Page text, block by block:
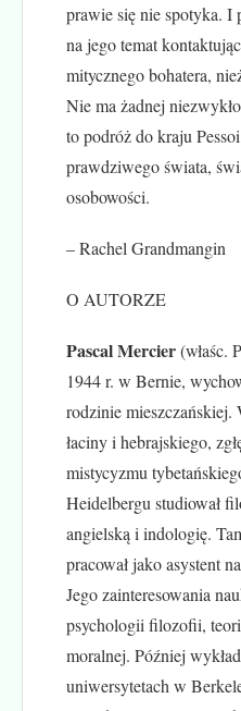
prawie się nie spotyka. I
na jego temat
mitycznego bohatera,
Nie ma żadnej
to podróż do kraju
prawdziwego świata,
osobowości.
– Rachel Grandmangin
O AUTORZE
Pascal Mercier(właśc.
1944 r. w Bernie,
rodzinie mieszczańskiej.
łaciny i hebrajskiego,
mistycyzmu
Heidelbergu studiował
angielską i indologię.
pracował jako asystent
Jego zainteresowania
psychologii filozofii,
moralnej. Później
uniwersytetach w